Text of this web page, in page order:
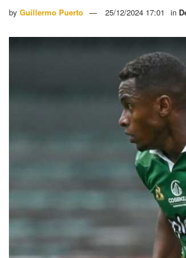
by Guillermo Puerto 25/12/2024 17:01 in